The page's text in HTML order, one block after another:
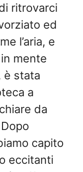
ritrovarci
ed
l’aria, e
mente
è stata
a
da
capito
eccitanti